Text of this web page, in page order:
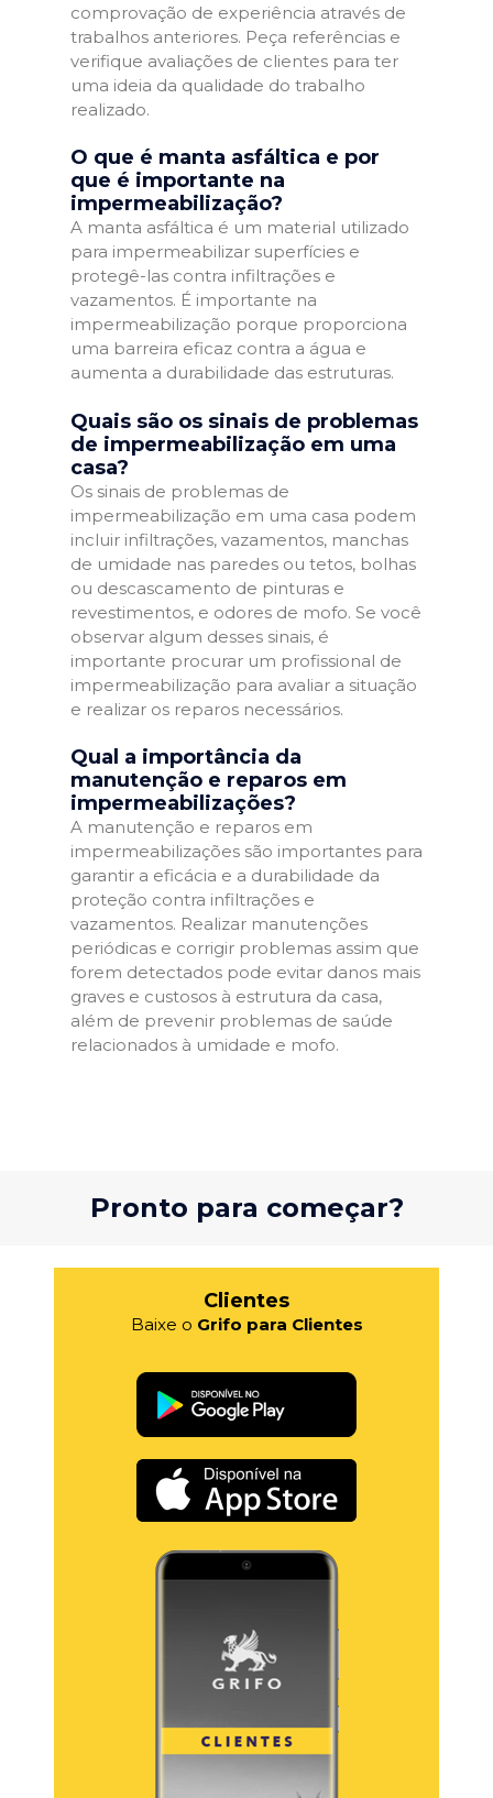
comprovação de experiência através de
trabalhos anteriores. Peça referências e
verifique avaliações de clientes para ter
uma ideia da qualidade do trabalho
realizado.
O que é manta asfáltica e por
que é importante na
impermeabilização?
A manta asfáltica é um material utilizado
para impermeabilizar superfícies e
protegê-las contra infiltrações e
vazamentos. É importante na
impermeabilização porque proporciona
uma barreira eficaz contra a água e
aumenta a durabilidade das estruturas.
Quais são os sinais de problemas
de impermeabilização em uma
casa?
Os sinais de problemas de
impermeabilização em uma casa podem
incluir infiltrações, vazamentos, manchas
de umidade nas paredes ou tetos, bolhas
ou descascamento de pinturas e
revestimentos, e odores de mofo. Se você
observar algum desses sinais, é
importante procurar um profissional de
impermeabilização para avaliar a situação
e realizar os reparos necessários.
Qual a importância da
manutenção e reparos em
impermeabilizações?
A manutenção e reparos em
impermeabilizações são importantes para
garantir a eficácia e a durabilidade da
proteção contra infiltrações e
vazamentos. Realizar manutenções
periódicas e corrigir problemas assim que
forem detectados pode evitar danos mais
graves e custosos à estrutura da casa,
além de prevenir problemas de saúde
relacionados à umidade e mofo.
Pronto para começar?
Clientes
Baixe o Grifo para Clientes